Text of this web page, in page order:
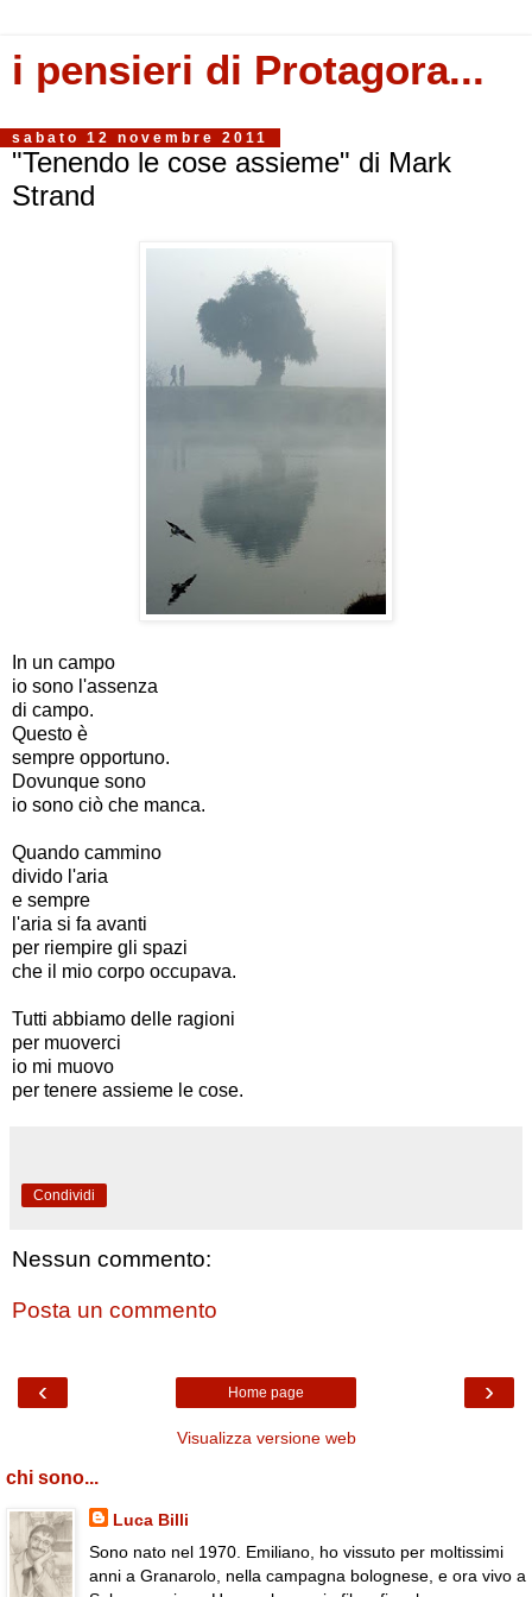
i pensieri di Protagora...
sabato 12 novembre 2011
"Tenendo le cose assieme" di Mark
Strand
In un campo
io sono l'assenza
di campo.
Questo è
sempre opportuno.
Dovunque sono
io sono ciò che manca.
Quando cammino
divido l'aria
e sempre
l'aria si fa avanti
per riempire gli spazi
che il mio corpo occupava.
Tutti abbiamo delle ragioni
per muoverci
io mi muovo
per tenere assieme le cose.
Condividi
Nessun commento:
Posta un commento
‹ ›
Home page
Visualizza versione web
chi sono...
Luca Billi
Sono nato nel 1970. Emiliano, ho vissuto per moltissimi
anni a Granarolo, nella campagna bolognese, e ora vivo a